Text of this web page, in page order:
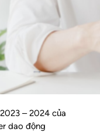
– 2024 của
dao động